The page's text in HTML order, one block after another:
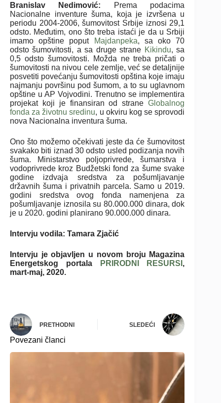
Branislav Nedimović: Prema podacima
Nacionalne inventure šuma, koja je izvršena u
periodu 2004-2006, šumovitost Srbije iznosi 29,1
odsto. Međutim, ono što treba istaći je da u Srbiji
imamo opštine poput
Majdanpeka, sa oko 70
odsto šumovitosti, a sa druge strane Kikindu, sa
0,5 odsto šumovitosti. Možda ne treba pričati o
šumovitosti na nivou cele zemlje, već se detaljnije
posvetiti povećanju šumovitosti opština koje imaju
najmanju površinu pod šumom, a to su uglavnom
opštine u AP Vojvodini. Trenutno se implementira
projekat koji je finansiran od straneGlobalnog
fonda za životnu sredinu, u okviru kog se sprovodi
nova Nacionalna inventura šuma.
Ono što možemo očekivati jeste da će šumovitost
svakako biti iznad 30 odsto usled podizanja novih
šuma. Ministarstvo poljoprivrede, šumarstva i
vodoprivrede kroz Budžetski fond za šume svake
godine izdvaja sredstva za pošumljavanje
državnih šuma i privatnih parcela. Samo u 2019.
godini sredstva ovog fonda namenjena za
pošumljavanje iznosila su 80.000.000 dinara, dok
je u 2020. godini planirano 90.000.000 dinara.
Intervju vodila: Tamara Zjačić
Intervju je objavljen u novom broju Magazina
Energetskog portala
PRIRODNI RESURSI ,
mart-maj, 2020.
PRETHODNI SLEDEĆI
Povezani članci